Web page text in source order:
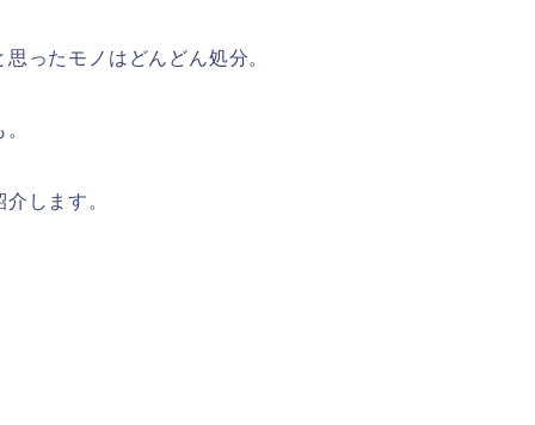
ったモノはどんどん処分。
介します。